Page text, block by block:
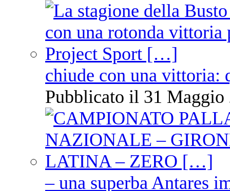
chiude con una vittoria:
Pubblicato il 31 Maggio
– una superba Antares